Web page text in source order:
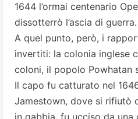
1644 l’ormai centenario
dissotterrò l’ascia di guerra.
A quel punto, però, i
invertiti: la colonia inglese
coloni, il popolo Powhatan
Il capo fu catturato nel
Jamestown, dove si rifiutò
in gabbia, fu ucciso da